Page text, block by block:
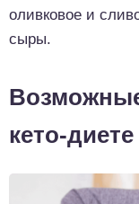
оливковое и
сыры.
кето-диете